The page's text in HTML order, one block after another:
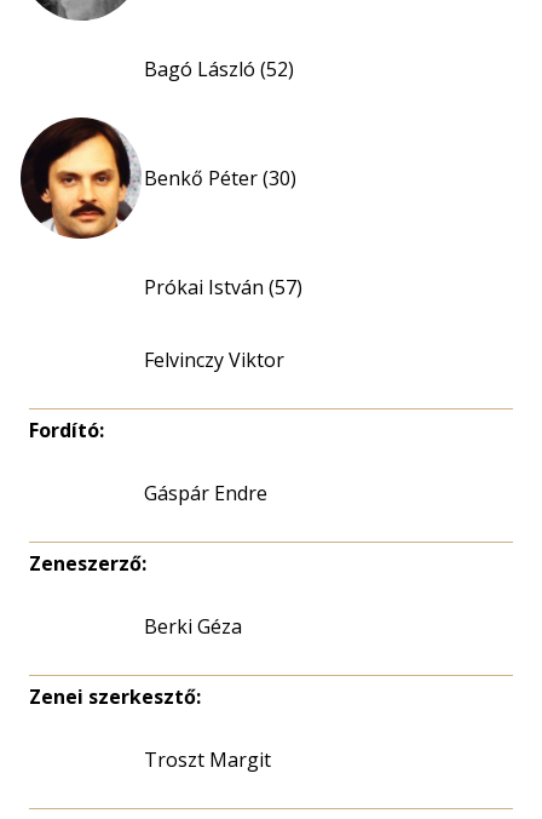
Bagó László (52)
Benkő Péter (30)
Prókai István (57)
Felvinczy Viktor
Fordító:
Gáspár Endre
Zeneszerző:
Berki Géza
Zenei szerkesztő:
Troszt Margit